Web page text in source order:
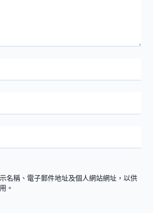
名稱、電子郵件地址及個人網站網址，以供
。